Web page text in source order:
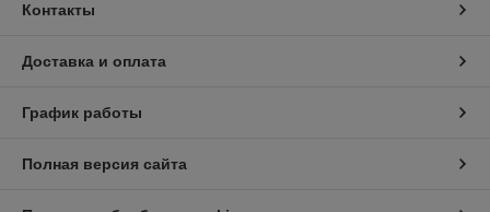
Контакты
Доставка и оплата
График работы
Полная версия сайта